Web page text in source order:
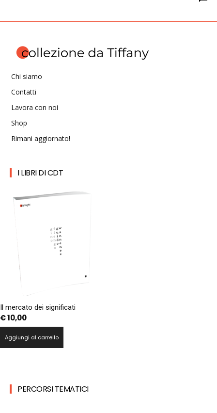
Chi siamo
Contatti
Lavora con noi
Shop
Rimani aggiornato!
I LIBRI DI CDT
Il mercato dei significati
€10,00
Aggiungi al carrello
PERCORSI TEMATICI